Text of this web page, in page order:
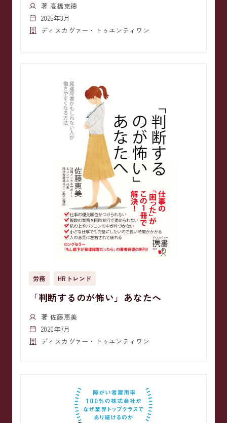
著 高橋克徳
2025年3月
ディスカヴァー・トゥエンティワン
労務 HRトレンド
「判断するのが怖い」あなたへ
著 佐藤恵美
2020年7月
ディスカヴァー・トゥエンティワン